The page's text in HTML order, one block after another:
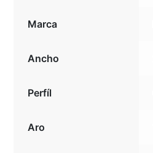
Marca
Ancho
Perfíl
Aro